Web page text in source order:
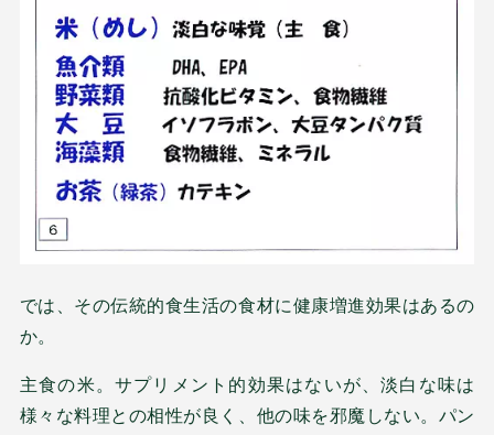
では、その伝統的食生活の食材に健康増進効果はあるの
か。
主食の米。サプリメント的効果はないが、淡白な味は
様々な料理との相性が良く、他の味を邪魔しない。パン